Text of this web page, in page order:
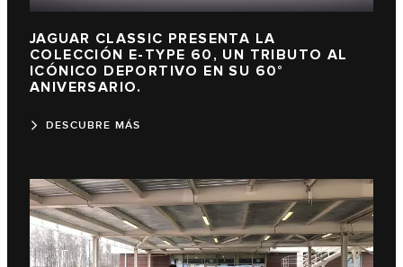
JAGUAR CLASSIC PRESENTA LA
COLECCIÓN E-TYPE 60, UN TRIBUTO AL
ICÓNICO DEPORTIVO EN SU 60°
ANIVERSARIO.
DESCUBRE MÁS